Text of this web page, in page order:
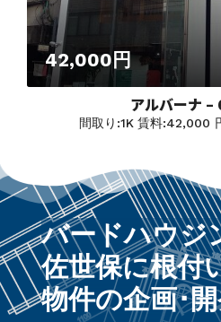
42,000円
アルバーナ –
間取り:1K 賃料:42,000
バードハウジ
佐世保に根付
物件の企画･